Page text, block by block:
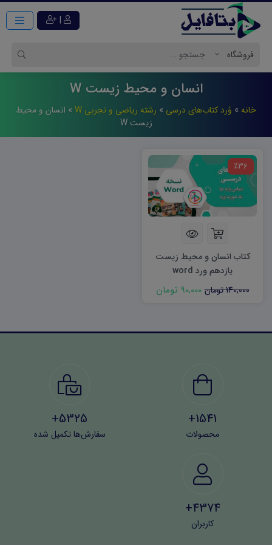
|
انسان و محیط زیست W
خانه » وُرد کتاب‌های درسی » رشته ریاضی و تجربی W » انسان و محیط
زیست W
٪36
کتاب انسان و محیط زیست
یازدهم ورد word
140,000 تومان
90,000 تومان
1541+
محصولات
5325+
سفارش‌ها تکمیل شده
4374+
کاربران